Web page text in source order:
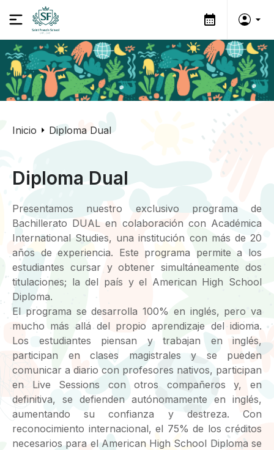
Inicio Diploma Dual
Diploma Dual
Presentamos nuestro exclusivo programa de
Bachillerato DUAL en colaboración con Académica
International Studies, una institución con más de 20
años de experiencia. Este programa permite a los
estudiantes cursar y obtener simultáneamente dos
titulaciones; la del país y el American High School
Diploma.
El programa se desarrolla 100% en inglés, pero va
mucho más allá del propio aprendizaje del idioma.
Los estudiantes piensan y trabajan en inglés,
participan en clases magistrales y se pueden
comunicar a diario con profesores nativos, participan
en Live Sessions con otros compañeros y, en
definitiva, se defienden autónomamente en inglés,
aumentando su confianza y destreza. Con
reconocimiento internacional, el 75% de los créditos
necesarios para el American High School Diploma se